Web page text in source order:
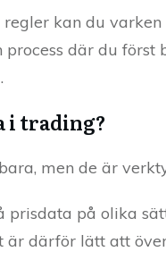
kan du
där du
trading?
men de är
på olika
är därför lätt att